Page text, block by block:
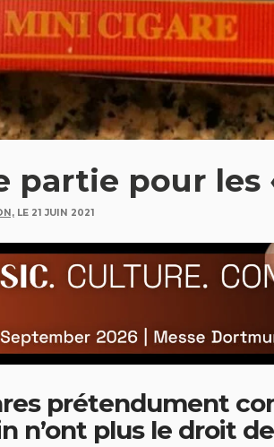
partie pour les
LE 21 JUIN 2021
prétendument
n’ont plus le droit